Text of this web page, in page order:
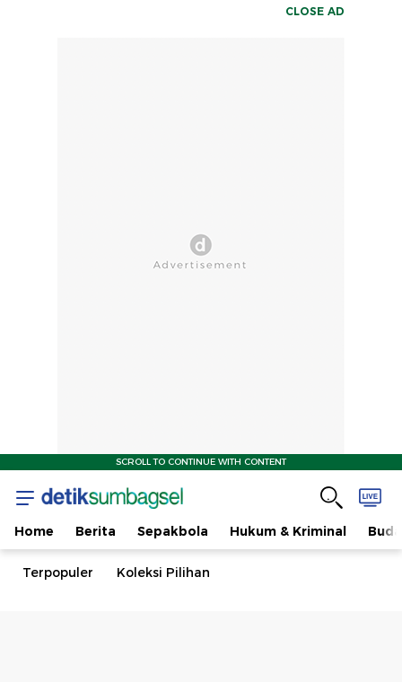
CLOSE AD
SCROLL TO CONTINUE WITH CONTENT
Home Berita Sepakbola Hukum & Kriminal
Terpopuler Koleksi Pilihan